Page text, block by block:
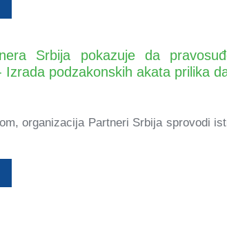
Srbija pokazuje da
Izrada podzakonskih akata prilika
organizacija Partneri Srbija sprovodi